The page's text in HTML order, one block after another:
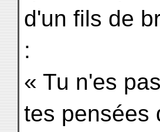
d'un fils de
:
« Tu n'es
tes pensées